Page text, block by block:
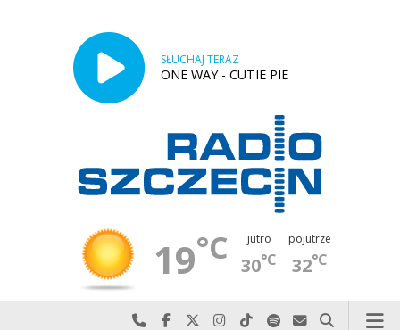
SŁUCHAJ TERAZ
ONE WAY - CUTIE PIE
19°C jutro
30°C
pojutrze
32°C
Najlepiej po prostu do nas zadzwoń
Odwiedź nas na Facebook-u
Odwiedź nas na X
Odwiedź nas na Instagram-ie
Odwiedź nas na TikTok-u
Szukaj nas na Spotify
Wyślij do nas
Szukaj